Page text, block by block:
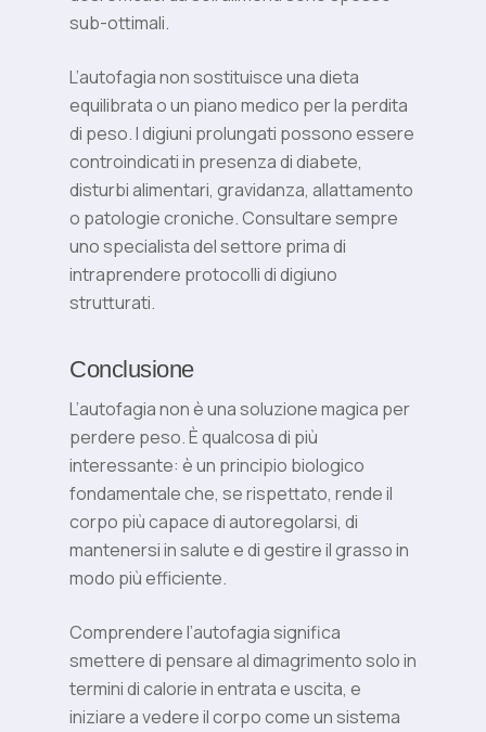
sub-ottimali.
L’autofagia non sostituisce una dieta
equilibrata o un piano medico per la perdita
di peso. I digiuni prolungati possono essere
controindicati in presenza di diabete,
disturbi alimentari, gravidanza, allattamento
o patologie croniche. Consultare sempre
uno specialista del settore prima di
intraprendere protocolli di digiuno
strutturati.
Conclusione
L’autofagia non è una soluzione magica per
perdere peso. È qualcosa di più
interessante: è un principio biologico
fondamentale che, se rispettato, rende il
corpo più capace di autoregolarsi, di
mantenersi in salute e di gestire il grasso in
modo più efficiente.
Comprendere l’autofagia significa
smettere di pensare al dimagrimento solo in
termini di calorie in entrata e uscita, e
iniziare a vedere il corpo come un sistema